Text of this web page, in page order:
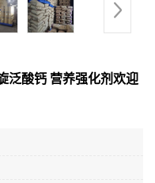
泛酸钙 营养强化剂欢迎